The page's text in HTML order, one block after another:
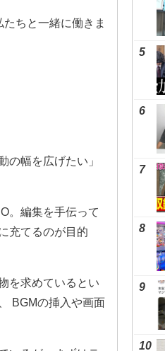
ちと一緒に働きま
の幅を広げたい」
。編集を手伝って
充てるのが目的
を求めているとい
BGMの挿入や画面
5
6
7
8
9
10